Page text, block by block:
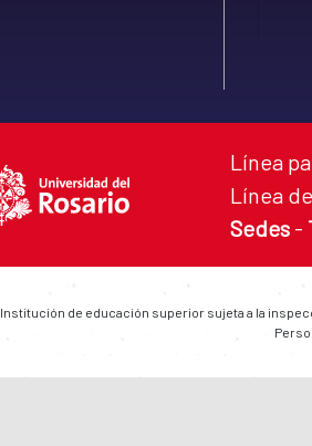
Línea
Línea
Sedes -
Institución de educación superior sujeta a la